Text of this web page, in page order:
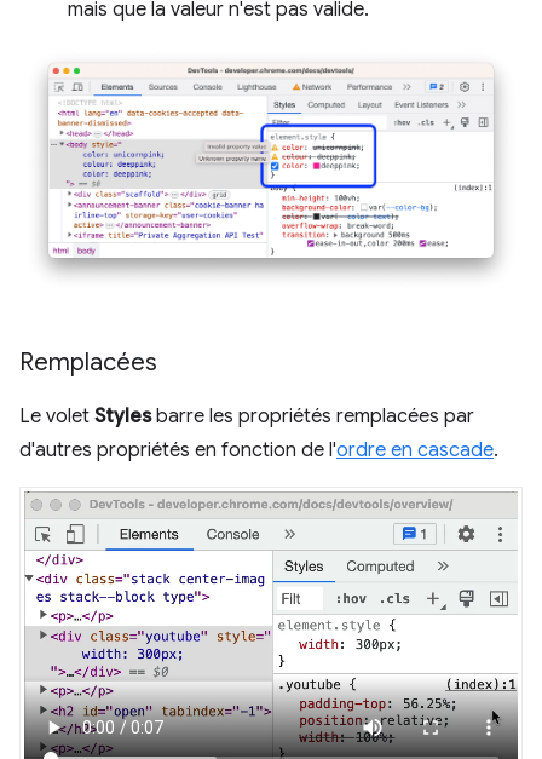
mais que la valeur n'est pas valide.
Remplacées
Le volet Stylesbarre les propriétés remplacées par
d'autres propriétés en fonction de l'ordre en cascade.